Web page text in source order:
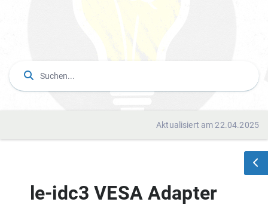
Aktualisiert am 22.04.2025
le-idc3 VESA Adapter